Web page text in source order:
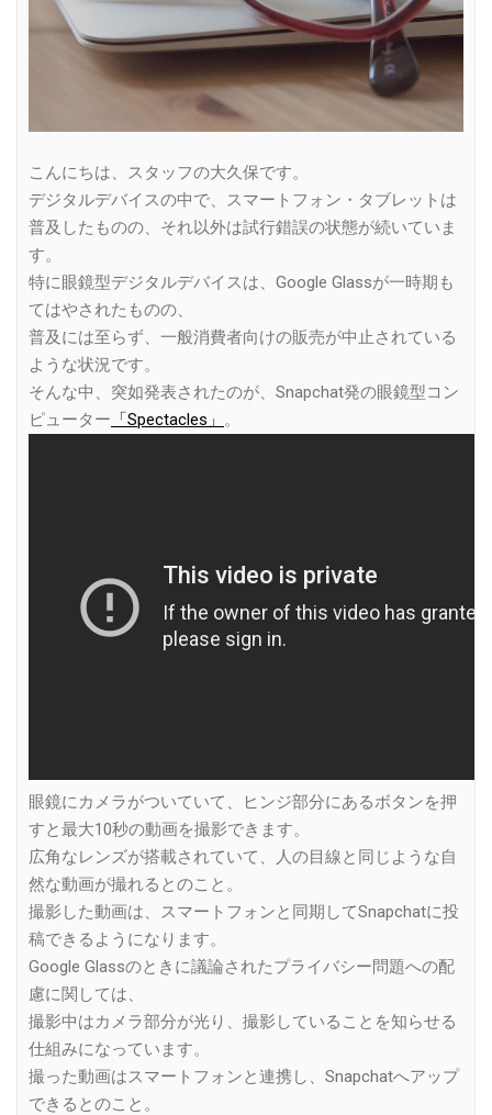
こんにちは、スタッフの大久保です。
デジタルデバイスの中で、スマートフォン・タブレットは
普及したものの、それ以外は試行錯誤の状態が続いていま
す。
特に眼鏡型デジタルデバイスは、Google Glassが一時期も
てはやされたものの、
普及には至らず、一般消費者向けの販売が中止されている
ような状況です。
そんな中、突如発表されたのが、Snapchat発の眼鏡型コン
ピューター 「Spectacles」 。
眼鏡にカメラがついていて、ヒンジ部分にあるボタンを押
すと最大10秒の動画を撮影できます。
広角なレンズが搭載されていて、人の目線と同じような自
然な動画が撮れるとのこと。
撮影した動画は、スマートフォンと同期してSnapchatに投
稿できるようになります。
Google Glassのときに議論されたプライバシー問題への配
慮に関しては、
撮影中はカメラ部分が光り、撮影していることを知らせる
仕組みになっています。
撮った動画はスマートフォンと連携し、Snapchatへアップ
できるとのこと。